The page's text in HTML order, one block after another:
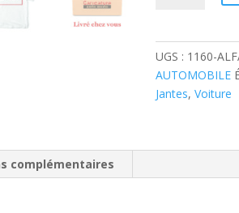
UGS : 1160-
AUTOMOBILE
Jantes,Voiture
complémentaires